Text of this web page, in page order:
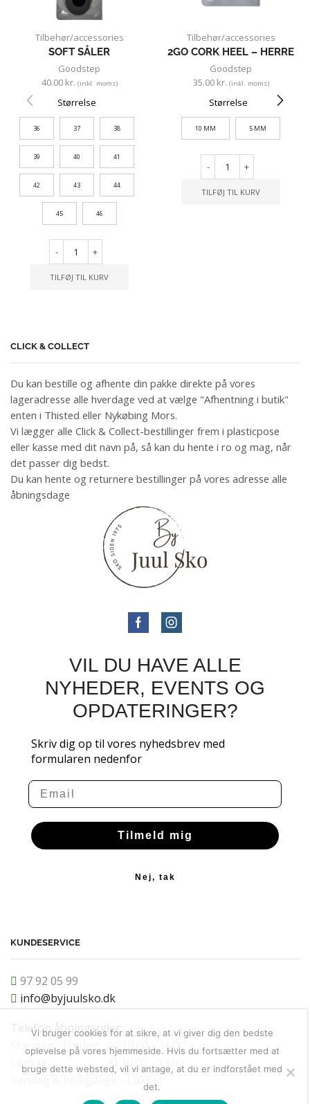
Tilbehør/accessories
SOFT SÅLER
Goodstep
40.00 kr. (inkl. moms)
Størrelse
36 37 38
39 40 41
42 43 44
45 46
- +
TILFØJ TIL KURV
Tilbehør/accessories
2GO CORK HEEL – HERRE
Goodstep
35.00 kr. (inkl. moms)
Størrelse
10 MM 5 MM
- +
TILFØJ TIL KURV
CLICK & COLLECT
Du kan bestille og afhente din pakke direkte på vores
lageradresse alle hverdage ved at vælge "Afhentning i butik"
enten i Thisted eller Nykøbing Mors.
Vi lægger alle Click & Collect-bestillinger frem i plasticpose
eller kasse med dit navn på, så kan du hente i ro og mag, når
det passer dig bedst.
Du kan hente og returnere bestillinger på vores adresse alle
åbningsdage
VIL DU HAVE ALLE
NYHEDER, EVENTS OG
OPDATERINGER?
Skriv dig op til vores nyhedsbrev med
formularen nedenfor
Email
Tilmeld mig
Nej, tak
KUNDESERVICE
97 92 05 99
info@byjuulsko.dk
Telefon åbningstider:
Mandag - Fredag kl 10.00 - 16.00
Lørdag kl 10.00 - 13.00
Søndag & helligdage - Lukket
Vi bruger cookies for at sikre, at vi giver dig den bedste
oplevelse på vores hjemmeside. Hvis du fortsætter med at
bruge dette websted, vil vi antage, at du er indforstået med
det.